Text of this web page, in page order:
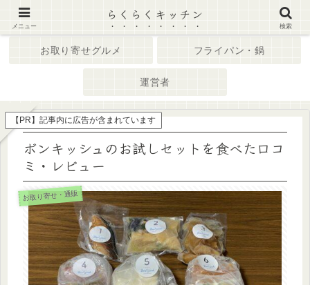
キッチン家電
お取り寄せグルメ フライパン・鍋
運営者
【PR】記事内に広告が含まれています
ボンキッシュのお試しセットを食べた口コ
ミ・レビュー
お取り寄せ・通販
メニュー
らくらくキッチン
検索